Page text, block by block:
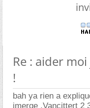
Re : aider
!
bah ya rien a
imerge ,Vancittert 2